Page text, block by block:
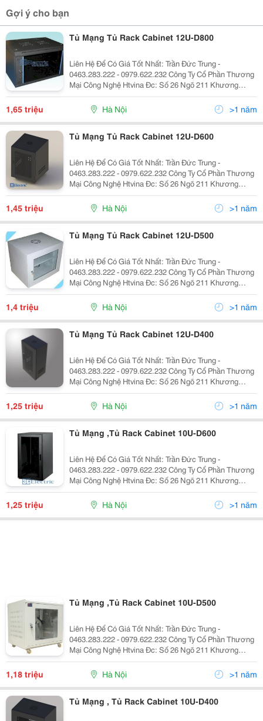
Gợi ý cho bạn
Tủ Mạng Tủ Rack Cabinet 12U-D800
Liên Hệ Để Có Giá Tốt Nhất: Trần Đức Trung -
0463.283.222 - 0979.622.232 Công Ty Cổ Phần Thương
Mại Công Nghệ Htvina Đc: Số 26 Ngõ 211 Khương
Trung &Ndash; Thanh Xuân &Ndash; Hà Nội Yahoo
:Htvinakd3 Http ://Www.sieuthiht.com Trụ Sở Chính:
1,65 triệu Hà Nội >1 năm
Tủ Mạng Tủ Rack Cabinet 12U-D600
Liên Hệ Để Có Giá Tốt Nhất: Trần Đức Trung -
0463.283.222 - 0979.622.232 Công Ty Cổ Phần Thương
Mại Công Nghệ Htvina Đc: Số 26 Ngõ 211 Khương
Trung &Ndash; Thanh Xuân &Ndash; Hà Nội Yahoo
:Htvinakd3 Http ://Www.sieuthiht.com Trụ Sở Chính:
1,45 triệu Hà Nội >1 năm
Tủ Mạng Tủ Rack Cabinet 12U-D500
Liên Hệ Để Có Giá Tốt Nhất: Trần Đức Trung -
0463.283.222 - 0979.622.232 Công Ty Cổ Phần Thương
Mại Công Nghệ Htvina Đc: Số 26 Ngõ 211 Khương
Trung &Ndash; Thanh Xuân &Ndash; Hà Nội Yahoo
:Htvinakd3 Http ://Www.sieuthiht.com Trụ Sở Chính:
1,4 triệu Hà Nội >1 năm
Tủ Mạng Tủ Rack Cabinet 12U-D400
Liên Hệ Để Có Giá Tốt Nhất: Trần Đức Trung -
0463.283.222 - 0979.622.232 Công Ty Cổ Phần Thương
Mại Công Nghệ Htvina Đc: Số 26 Ngõ 211 Khương
Trung &Ndash; Thanh Xuân &Ndash; Hà Nội Yahoo
:Htvinakd3 Http ://Www.sieuthiht.com Trụ Sở Chính:
1,25 triệu Hà Nội >1 năm
Tủ Mạng ,Tủ Rack Cabinet 10U-D600
Liên Hệ Để Có Giá Tốt Nhất: Trần Đức Trung -
0463.283.222 - 0979.622.232 Công Ty Cổ Phần Thương
Mại Công Nghệ Htvina Đc: Số 26 Ngõ 211 Khương
Trung &Ndash; Thanh Xuân &Ndash; Hà Nội Yahoo
:Htvinakd3 Http ://Www.sieuthiht.com Trụ Sở Chính:
1,25 triệu Hà Nội >1 năm
Tủ Mạng ,Tủ Rack Cabinet 10U-D500
Liên Hệ Để Có Giá Tốt Nhất: Trần Đức Trung -
0463.283.222 - 0979.622.232 Công Ty Cổ Phần Thương
Mại Công Nghệ Htvina Đc: Số 26 Ngõ 211 Khương
Trung &Ndash; Thanh Xuân &Ndash; Hà Nội Yahoo
:Htvinakd3 Http ://Www.sieuthiht.com Trụ Sở Chính:
1,18 triệu Hà Nội >1 năm
Tủ Mạng , Tủ Rack Cabinet 10U-D400